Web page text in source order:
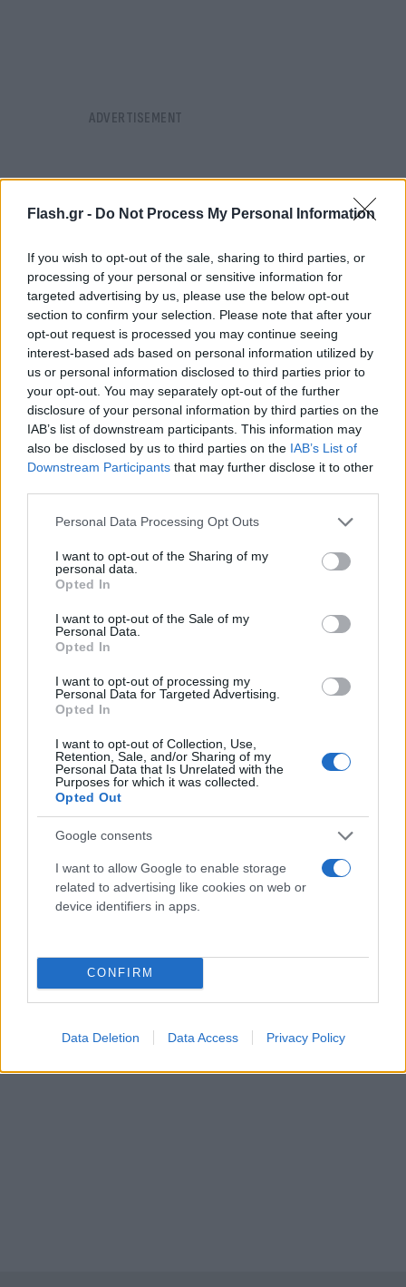
Flash.gr - Do Not Process My Personal Information
If you wish to opt-out of the sale, sharing to third parties, or
processing of your personal or sensitive information for
targeted advertising by us, please use the below opt-out
section to confirm your selection. Please note that after your
opt-out request is processed you may continue seeing
interest-based ads based on personal information utilized by
us or personal information disclosed to third parties prior to
your opt-out. You may separately opt-out of the further
disclosure of your personal information by third parties on the
IAB’s list of downstream participants. This information may
also be disclosed by us to third parties on the IAB’s List of
Downstream Participants that may further disclose it to other
Please note that this website/app uses one or more Google
not limited to your visit or usage behaviour. You may click to
grant or deny consent to Google and its third-party tags to
use your data for below specified purposes in below Google
consent section.
Personal Data Processing Opt Outs
I want to opt-out of the Sharing of my
personal data.
Opted In
I want to opt-out of the Sale of my
Personal Data.
Opted In
I want to opt-out of processing my
Personal Data for Targeted Advertising.
Opted In
I want to opt-out of Collection, Use,
Retention, Sale, and/or Sharing of my
Personal Data that Is Unrelated with the
Purposes for which it was collected.
Opted Out
Google consents
I want to allow Google to enable storage
related to advertising like cookies on web or
device identifiers in apps.
CONFIRM
Data Deletion Data Access Privacy Policy
Είναι αστείο βασικά αλλά να σας πω… Εμένα με έχει
πάρει ένα υπουργός τηλέφωνο και με έχει ρωτήσει
πρώτα τί θα ήθελα να αλλάξει εκεί που κάνω
ελάχιστο, για την άμμο, τον κλιματισμό που δεν
έχουμε καλώδια γιατί κλιματισμό έχει, τα καλώδια
δεν έχουμε. Και μου λέει «Όχι, δεν θα κάνουμε αυτά
τα βοηθητικά στάδια στο ΟΑΚΑ, μπλα, μπλα, μπλα,
για πάρα πολλά πράγματα. Δεν έχει γίνει τίποτα
προφανώς.
πειράζει η κοροϊδία. Που λένε δημόσια πως δίνουν
τόσα λεφτά και έχουν κάνει τόσα πράγματα και δεν
έχουν κάνει τίποτα.
παράδειγμα να έρθει να μου πει πως δεν μπορούν
να φτιάξουν τίποτα, πως δεν έχουν λεφτά, θα το